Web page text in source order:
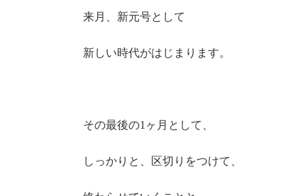
来月、新元号として
新しい時代がはじまります。
その最後の1ヶ月として、
しっかりと、区切りをつけて、